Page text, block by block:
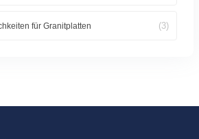
für Granitplatten (3)